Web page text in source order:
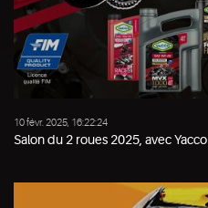
10 févr. 2025, 16:22:24
Salon du 2 roues 2025, avec Yacco